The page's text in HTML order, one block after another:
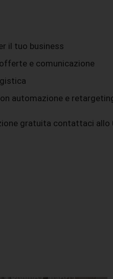
il tuo business
e comunicazione
automazione e
gratuita contattaci allo